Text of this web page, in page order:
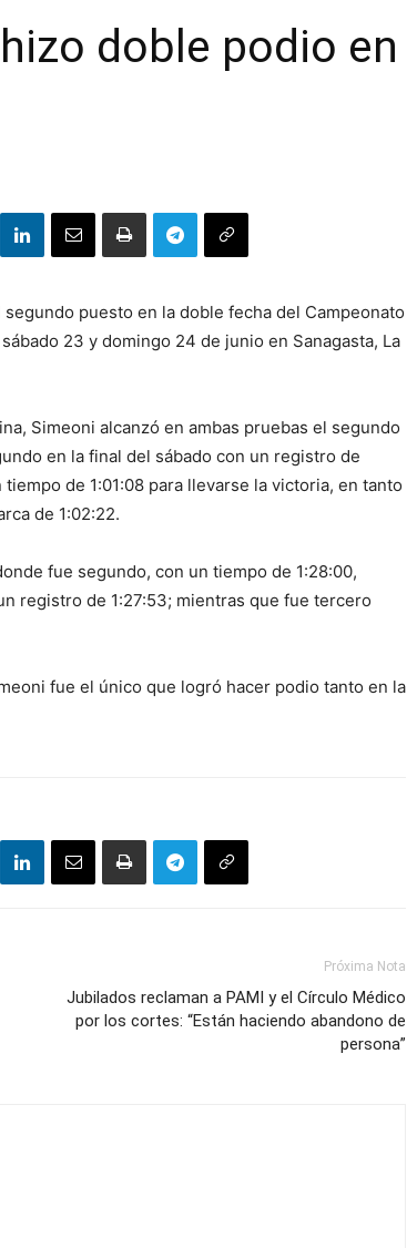
doble podio en
puesto en la doble fecha del Campeonato
23 y domingo 24 de junio en Sanagasta, La
Simeoni alcanzó en ambas pruebas el segundo
en la final del sábado con un registro de
de 1:01:08 para llevarse la victoria, en tanto
de 1:02:22.
fue segundo, con un tiempo de 1:28:00,
registro de 1:27:53; mientras que fue tercero
fue el único que logró hacer podio tanto en la
Próxima Nota
Jubilados reclaman a PAMI y el Círculo Médico
por los cortes: “Están haciendo abandono de
persona”